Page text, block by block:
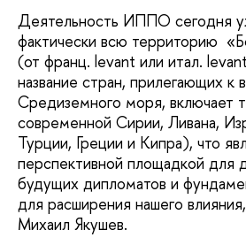
Деятельность ИППО сегодня
фактически всю территорию
(от франц. levant или итал.
название стран, прилегающих к
Средиземного моря, включает
современной Сирии, Ливана,
Турции, Греции и Кипра), что
перспективной площадкой для
будущих дипломатов и
для расширения нашего
Михаил Якушев.